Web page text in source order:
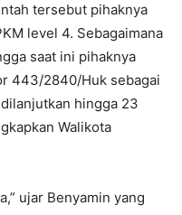
tersebut pihaknya
level 4. Sebagaimana
saat ini pihaknya
443/2840/Huk sebagai
hingga 23
Walikota
ujar Benyamin yang